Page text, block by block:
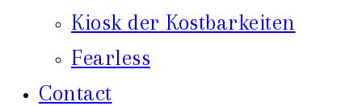
Kiosk der Kostbarkeiten
Fearless
Contact